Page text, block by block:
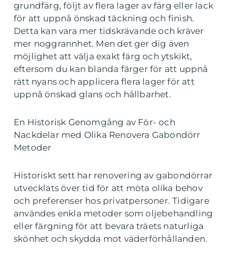
grundfärg, följt av flera lager av färg eller lack
för att uppnå önskad täckning och finish.
Detta kan vara mer tidskrävande och kräver
mer noggrannhet. Men det ger dig även
möjlighet att välja exakt färg och ytskikt,
eftersom du kan blanda färger för att uppnå
rätt nyans och applicera flera lager för att
uppnå önskad glans och hållbarhet.
En Historisk Genomgång av För- och
Nackdelar med Olika Renovera Gabondörr
Metoder
Historiskt sett har renovering av gabondörrar
utvecklats över tid för att möta olika behov
och preferenser hos privatpersoner. Tidigare
användes enkla metoder som oljebehandling
eller färgning för att bevara träets naturliga
skönhet och skydda mot väderförhållanden.